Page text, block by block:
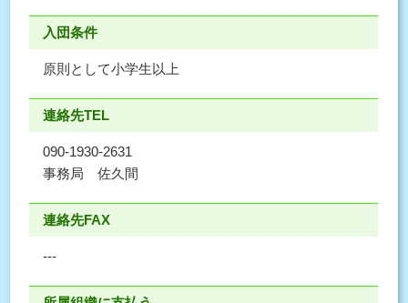
入団条件
原則として小学生以上
連絡先TEL
090-1930-2631
事務局 佐久間
連絡先FAX
---